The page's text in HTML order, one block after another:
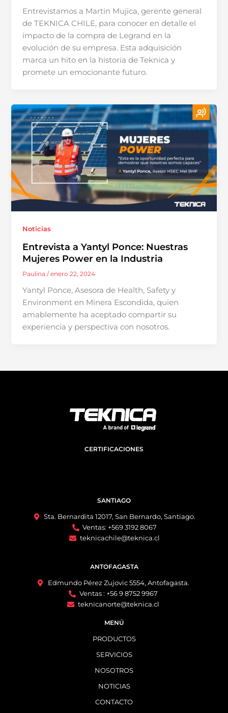
Entrevistamos a Martin Mujica, gerente general
de TEKNICA CHILE, para conocer en detalle el
impacto de la compra de Legrand en la
evolución de su empresa. Esta adquisición
marca un hito en la historia de Teknica y
promete un emocionante futuro.
Noticias
Entrevista a Yantyl Ponce: Nuestras
Mujeres Power en la Industria
Paulina/enero 22, 2024
Yantyl Ponce, Asesora de Health, Safety y
Environment en Minera Escondida, quien
amablemente ha aceptado compartir su
experiencia y perspectiva con nosotros.
CERTIFICACIONES
SANTIAGO
Sta. Bernardita 12017, San Bernardo, Santiago.
Ventas: +569 3192 8067
teknicachile@teknica.cl
ANTOFAGASTA
Edmundo Pérez Zujovic 5554, Antofagasta.
Ventas : +56 9 8752 9967
teknicanorte@teknica.cl
MENÚ
PRODUCTOS
SERVICIOS
NOSOTROS
NOTICIAS
CONTACTO